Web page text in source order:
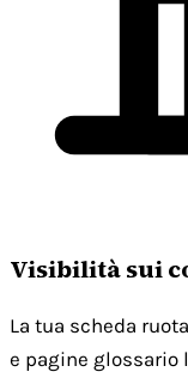
Visibilità sui
La tua scheda
e pagine glossario